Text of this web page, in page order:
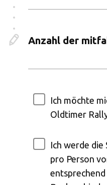
Anzahl der
Ich möchte
Oldtimer
Ich werde
pro Person